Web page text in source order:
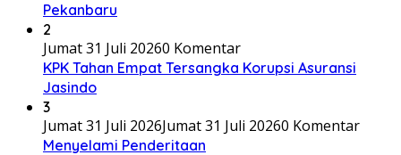
Pekanbaru
2
Jumat 31 Juli 20260 Komentar
KPK Tahan Empat Tersangka Korupsi Asuransi
Jasindo
3
Jumat 31 Juli 2026Jumat 31 Juli 20260 Komentar
Menyelami Penderitaan